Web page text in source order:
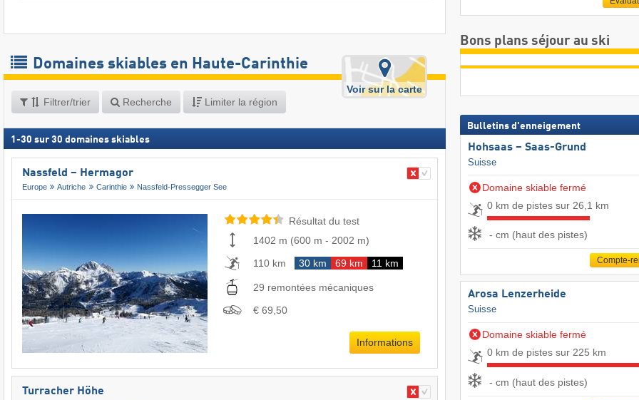
Domaines skiables en Haute-Carinthie
Filtrer/trier Recherche Limiter la région
Voir sur la carte
1 -30 sur30 domaines skiables
Nassfeld – Hermagor
Europe Autriche Carinthie Nassfeld-Pressegger See
Résultat du test
1402 m (600 m - 2002 m)
110 km
30 km 69 km 11 km
29 remontées mécaniques
€ 69,50
Informations
Turracher Höhe
Bons plans séjour au ski
Bulletins d'enneigement
Hohsaas – Saas-Grund
Suisse
Domaine skiable fermé
0 km de pistes sur 26,1 km
- cm (haut des pistes)
Compte-
Arosa Lenzerheide
Suisse
Domaine skiable fermé
0 km de pistes sur 225 km
- cm (haut des pistes)